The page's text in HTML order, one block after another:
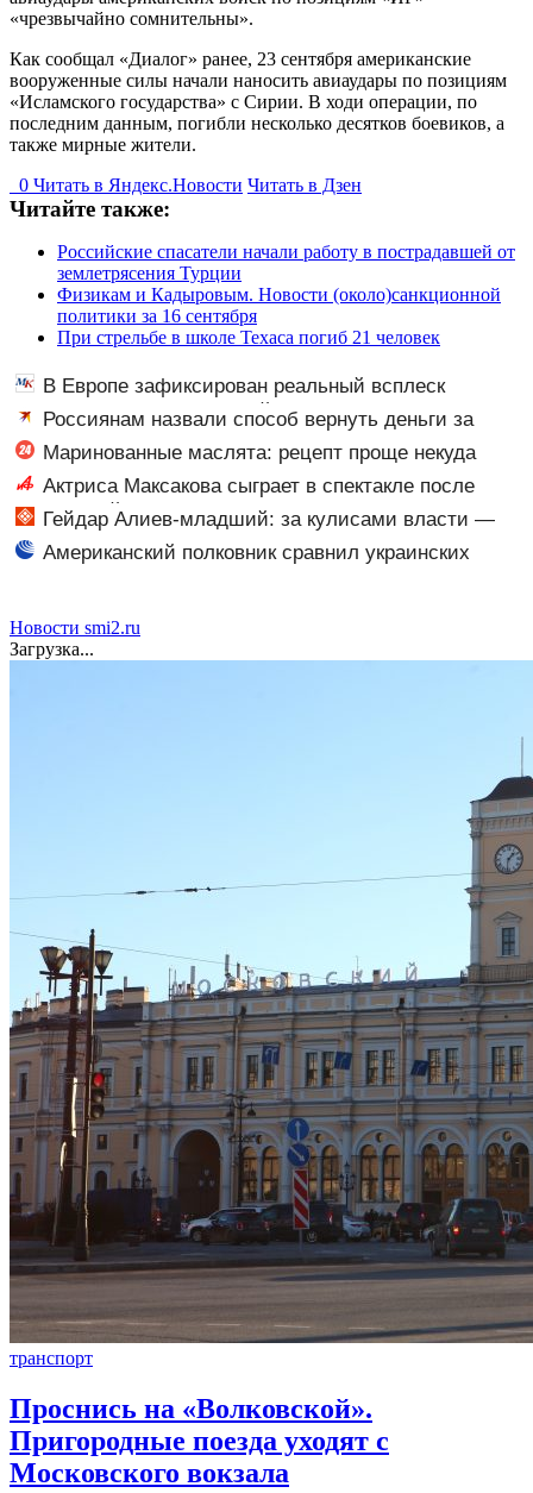
«чрезвычайно сомнительны».
Как сообщал «Диалог» ранее, 23 сентября американские
вооруженные силы начали наносить авиаудары по позициям
«Исламского государства» с Сирии. В ходи операции, по
последним данным, погибли несколько десятков боевиков, а
также мирные жители.
0 Читать в Яндекс.Новости Читать в Дзен
Читайте также:
Российские спасатели начали работу в пострадавшей от
землетрясения Турции
Физикам и Кадыровым. Новости (около)санкционной
политики за 16 сентября
При стрельбе в школе Техаса погиб 21 человек
В Европе зафиксирован реальный всплеск
венерических заболеваний
Россиянам назвали способ вернуть деньги за
неиспользованную подарочную карту
Маринованные маслята: рецепт проще некуда
Актриса Максакова сыграет в спектакле после
небольшой травмы
Гейдар Алиев-младший: за кулисами власти —
когда он придёт, мир изменится
Американский полковник сравнил украинских
Новости smi2.ru
Загрузка...
транспорт
Проснись на «Волковской».
Пригородные поезда уходят с
Московского вокзала